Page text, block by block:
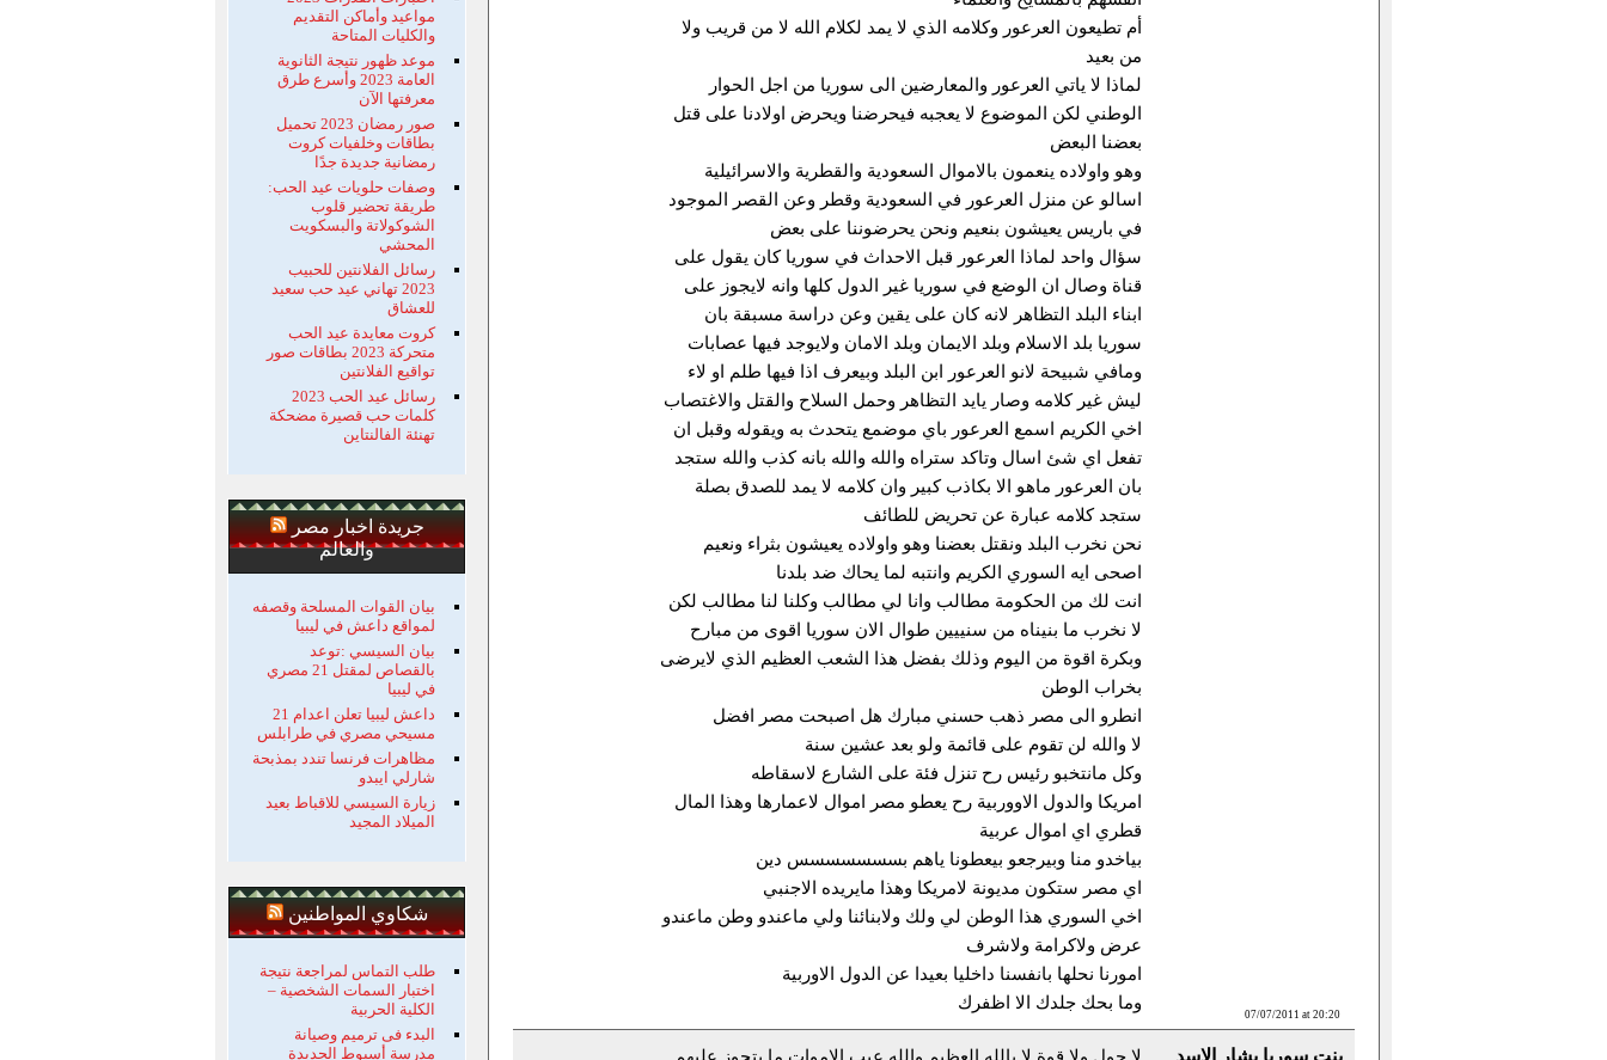
07/07/2011 at 20:20
أم تطيعون العرعور وكلامه الذي لا يمد لكلام الله لا من قريب ولا
من بعيد
لماذا لا ياتي العرعور والمعارضين الى سوريا من اجل الحوار
الوطني لكن الموضوع لا يعجبه فيحرضنا ويحرض اولادنا على قتل
بعضنا البعض
وهو واولاده ينعمون بالاموال السعودية والقطرية والاسرائيلية
اسالو عن منزل العرعور في السعودية وقطر وعن القصر الموجود
في باريس يعيشون بنعيم ونحن يحرضوننا على بعض
سؤال واحد لماذا العرعور قبل الاحداث في سوريا كان يقول على
قناة وصال ان الوضع في سوريا غير الدول كلها وانه لايجوز على
ابناء البلد التظاهر لانه كان على يقين وعن دراسة مسبقة بان
سوريا بلد الاسلام وبلد الايمان وبلد الامان ولايوجد فيها عصابات
ومافي شبيحة لانو العرعور ابن البلد وبيعرف اذا فيها طلم او لاء
ليش غير كلامه وصار يايد التظاهر وحمل السلاح والقتل والاغتصاب
اخي الكريم اسمع العرعور باي موضمع يتحدث به ويقوله وقبل ان
تفعل اي شئ اسال وتاكد ستراه والله والله بانه كذب والله ستجد
بان العرعور ماهو الا بكاذب كبير وان كلامه لا يمد للصدق بصلة
ستجد كلامه عبارة عن تحريض للطائف
نحن نخرب البلد ونقتل بعضنا وهو واولاده يعيشون بثراء ونعيم
اصحى ايه السوري الكريم وانتبه لما يحاك ضد بلدنا
انت لك من الحكومة مطالب وانا لي مطالب وكلنا لنا مطالب لكن
لا نخرب ما بنيناه من سنييين طوال الان سوريا اقوى من مبارح
وبكرة اقوة من اليوم وذلك بفضل هذا الشعب العظيم الذي لايرضى
بخراب الوطن
انطرو الى مصر ذهب حسني مبارك هل اصبحت مصر افضل
لا والله لن تقوم على قائمة ولو بعد عشين سنة
وكل مانتخبو رئيس رح تنزل فئة على الشارع لاسقاطه
امريكا والدول الاووربية رح يعطو مصر اموال لاعمارها وهذا المال
قطري اي اموال عربية
بياخدو منا وبيرجعو بيعطونا ياهم بسسسسسسس دين
اي مصر ستكون مديونة لامريكا وهذا مايريده الاجنبي
اخي السوري هذا الوطن لي ولك ولابنائنا ولي ماعندو وطن ماعندو
عرض ولاكرامة ولاشرف
امورنا نحلها بانفسنا داخليا بعيدا عن الدول الاوربية
وما بحك جلدك الا اظفرك
بنت سوريا بشار الاسد
مواعيد وأماكن التقديم
والكليات المتاحة
موعد ظهور نتيجة الثانوية
العامة 2023 وأسرع طرق
معرفتها الآن
صور رمضان 2023 تحميل
بطاقات وخلفيات كروت
رمضانية جديدة جدًا
وصفات حلويات عيد الحب:
طريقة تحضير قلوب
الشوكولاتة والبسكويت
المحشي
رسائل الفلانتين للحبيب
2023 تهاني عيد حب سعيد
للعشاق
كروت معايدة عيد الحب
متحركة 2023 بطاقات صور
تواقيع الفلانتين
رسائل عيد الحب 2023
كلمات حب قصيرة مضحكة
تهنئة الفالنتاين
جريدة اخبار مصر
والعالم
بيان القوات المسلحة وقصفه
لمواقع داعش في ليبيا
بيان السيسي :توعد
بالقصاص لمقتل 21 مصري
في ليبيا
داعش ليبيا تعلن اعدام 21
مسيحي مصري في طرابلس
مظاهرات فرنسا تندد بمذبحة
شارلي ايبدو
زيارة السيسي للاقباط بعيد
الميلاد المجيد
شكاوي المواطنين
طلب التماس لمراجعة نتيجة
اختبار السمات الشخصية –
الكلية الحربية
البدء فى ترميم وصيانة
مدرسة أسيوط الجديدة